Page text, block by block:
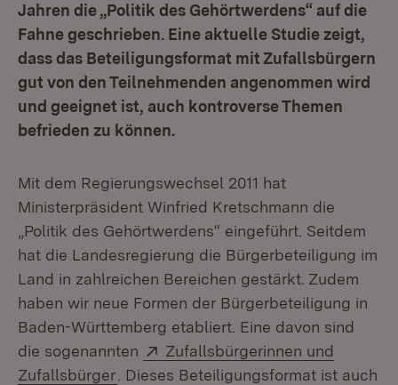
Jahren die „Politik des Gehörtwerdens“ auf die
Fahne geschrieben. Eine aktuelle Studie zeigt,
dass das Beteiligungsformat mit Zufallsbürgern
gut von den Teilnehmenden angenommen wird
und geeignet ist, auch kontroverse Themen
befrieden zu können.
Mit dem Regierungswechsel 2011 hat
Ministerpräsident Winfried Kretschmann die
„Politik des Gehörtwerdens“ eingeführt. Seitdem
hat die Landesregierung die Bürgerbeteiligung im
Land in zahlreichen Bereichen gestärkt. Zudem
haben wir neue Formen der Bürgerbeteiligung in
Baden-Württemberg etabliert. Eine davon sind
die sogenannten
Extern:
Zufallsbürgerinnen und
Zufallsbürger (Öffnet in neuem Fenster)
. Dieses Beteiligungsformat ist auch